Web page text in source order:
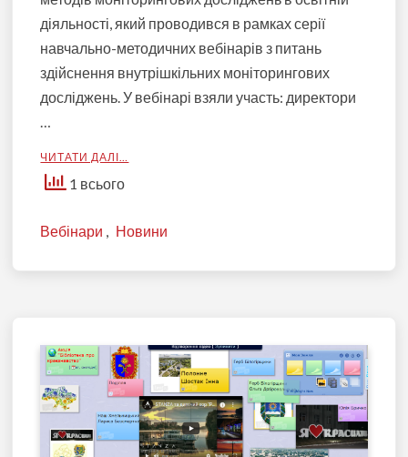
діяльності, який проводився в рамках серії
навчально-методичних вебінарів з питань
здійснення внутрішкільних моніторингових
досліджень. У вебінарі взяли участь: директори
…
ЧИТАТИ ДАЛІ…
1 всього
Вебінари , Новини